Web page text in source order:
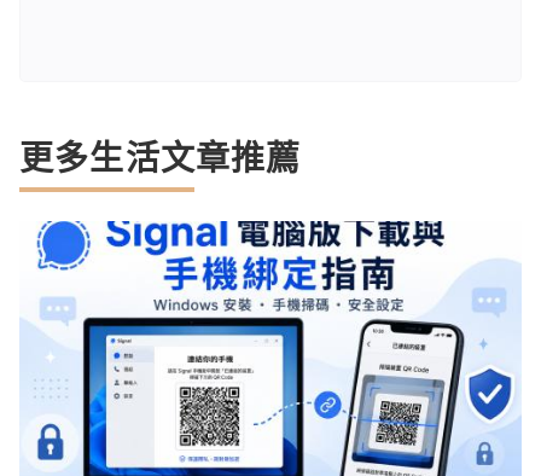
更多生活文章推薦